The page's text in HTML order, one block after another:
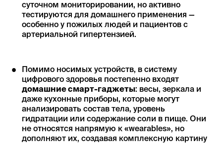
суточном мониторировании, но активно
тестируются для домашнего применения —
особенно у пожилых людей и пациентов с
артериальной гипертензией.
Помимо носимых устройств, в систему
цифрового здоровья постепенно входят
домашние смарт-гаджеты: весы, зеркала и
даже кухонные приборы, которые могут
анализировать состав тела, уровень
гидратации или содержание соли в пище. Они
не относятся напрямую к «wearables», но
дополняют их, создавая комплексную картину